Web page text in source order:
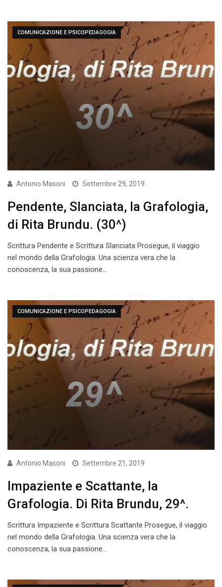
COMUNICAZIONE E PSICOPEDAGOGIA
Antonio Masoni Settembre 29, 2019
Pendente, Slanciata, la Grafologia,
di Rita Brundu. (30^)
Scrittura Pendente e Scrittura Slanciata Prosegue, il viaggio
nel mondo della Grafologia. Una scienza vera che la
conoscenza, la sua passione…
COMUNICAZIONE E PSICOPEDAGOGIA
Antonio Masoni Settembre 21, 2019
Impaziente e Scattante, la
Grafologia. Di Rita Brundu, 29^.
Scrittura Impaziente e Scrittura Scattante Prosegue, il viaggio
nel mondo della Grafologia. Una scienza vera che la
conoscenza, la sua passione…